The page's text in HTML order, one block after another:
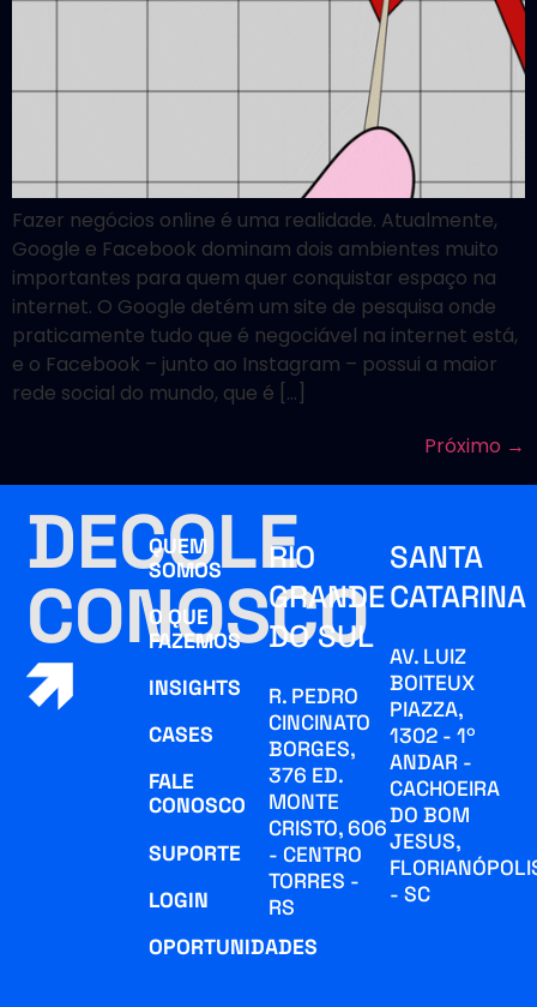
Fazer negócios online é uma realidade. Atualmente,
Google e Facebook dominam dois ambientes muito
importantes para quem quer conquistar espaço na
internet. O Google detém um site de pesquisa onde
praticamente tudo que é negociável na internet está,
e o Facebook – junto ao Instagram – possui a maior
rede social do mundo, que é […]
Próximo →
DECOLE
CONOSCO
QUEM
SOMOS
O QUE
FAZEMOS
INSIGHTS
CASES
FALE
CONOSCO
SUPORTE
LOGIN
OPORTUNIDADES
RIO
GRANDE
DO SUL
R. PEDRO
CINCINATO
BORGES,
376 ED.
MONTE
CRISTO, 606
- CENTRO
TORRES -
RS
SANTA
CATARINA
AV. LUIZ
BOITEUX
PIAZZA,
1302 - 1º
ANDAR -
CACHOEIRA
DO BOM
JESUS,
- SC